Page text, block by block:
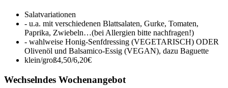
Salatvariationen
- u.a. mit verschiedenen Blattsalaten, Gurke, Tomaten,
Paprika, Zwiebeln…(bei Allergien bitte nachfragen!)
- wahlweise Honig-Senfdressing (VEGETARISCH) ODER
Olivenöl und Balsamico-Essig (VEGAN), dazu Baguette
klein/groß4,50/6,20€
Wechselndes Wochenangebot